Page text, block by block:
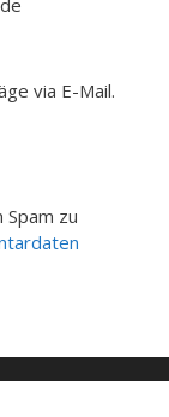
via E-Mail.
zu